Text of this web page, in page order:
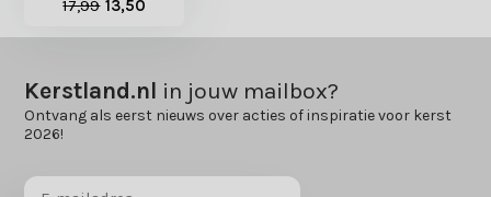
17,99 13,50
Kerstland.nl in jouw mailbox?
Ontvang als eerst nieuws over acties of inspiratie voor kerst
2026!